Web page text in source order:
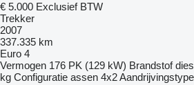
€ 5.000 Exclusief BTW
Trekker
2007
337.335 km
Euro 4
Vermogen 176 PK (129 kW) Brandstof
kg Configuratie assen 4x2Aandrijvingstype